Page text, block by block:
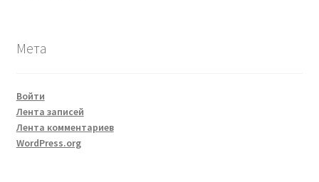
Мета
Войти
Лента записей
Лента комментариев
WordPress.org